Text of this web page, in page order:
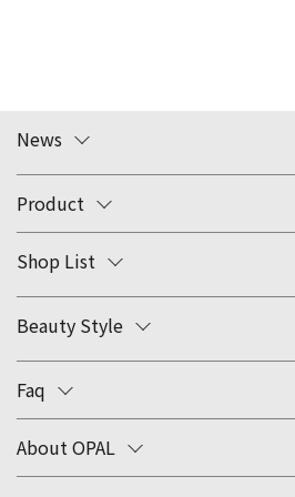
News
Product
Shop List
Beauty Style
Faq
About OPAL